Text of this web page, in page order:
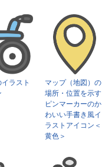
ラスト
マップ（地図）の
場所・位置を示す
ピンマーカーのか
わいい手書き風イ
ラストアイコン＜
黄色＞